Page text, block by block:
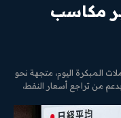
مكاسب
المبكرة اليوم، متجهة نحو
من تراجع أسعار النفط،